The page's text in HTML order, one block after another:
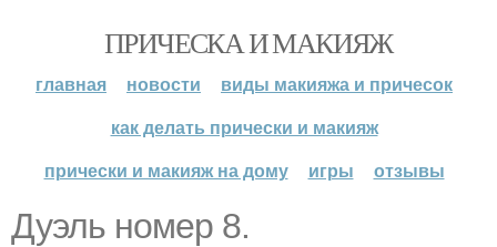
ПРИЧЕСКА И МАКИЯЖ
главная новости
виды макияжа и причесок
как делать прически и макияж
прически и макияж на дому
игры отзывы
Дуэль номер 8.